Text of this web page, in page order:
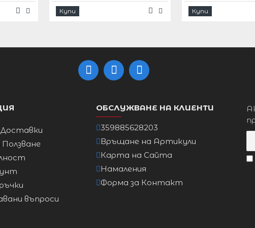
Ханш
96cm
Купи Купи
Ползване
въпроси
ОБСЛУЖВАНЕ НА КЛИЕНТИ
359885628203
Връщане на Артикули
Карта на Сайта
Намаления
Форма за Контакт